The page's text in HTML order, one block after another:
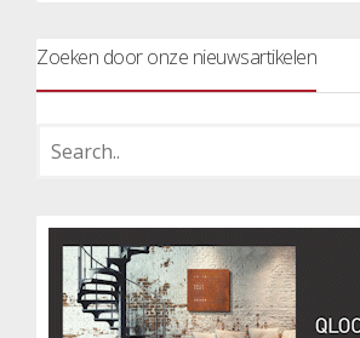
Zoeken door onze nieuwsartikelen